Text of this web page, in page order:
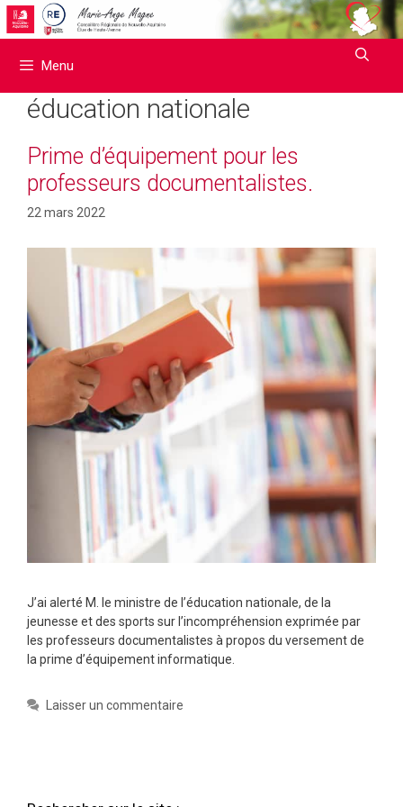
Aller
au
Menu
éducation nationale
Prime d’équipement pour les
professeurs documentalistes.
22 mars 2022
J’ai alerté M. le ministre de l’éducation nationale, de la
jeunesse et des sports sur l’incompréhension exprimée par
les professeurs documentalistes à propos du versement de
la prime d’équipement informatique.
Laisser un commentaire